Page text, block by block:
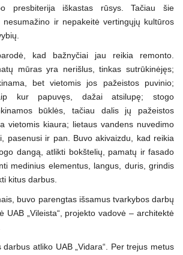
presbiterija iškastas rūsys. Tačiau šie
nesumažino ir nepakeitė vertingųjų kultūros
kad bažnyčiai jau reikia remonto.
mūras yra nerišlus, tinkas sutrūkinėjęs;
bet vietomis jos pažeistos puvinio;
kur papuvęs, dažai atsilupę; stogo
būklės, tačiau dalis jų pažeistos
vietomis kiaura; lietaus vandens nuvedimo
pasenusi ir pan. Buvo akivaizdu, kad reikia
dangą, atlikti bokštelių, pamatų ir fasado
medinius elementus, langus, duris, grindis
kitus darbus.
buvo parengtas išsamus tvarkybos darbų
UAB „Vileista“, projekto vadovė – architektė
darbus atliko UAB „Vidara“. Per trejus metus